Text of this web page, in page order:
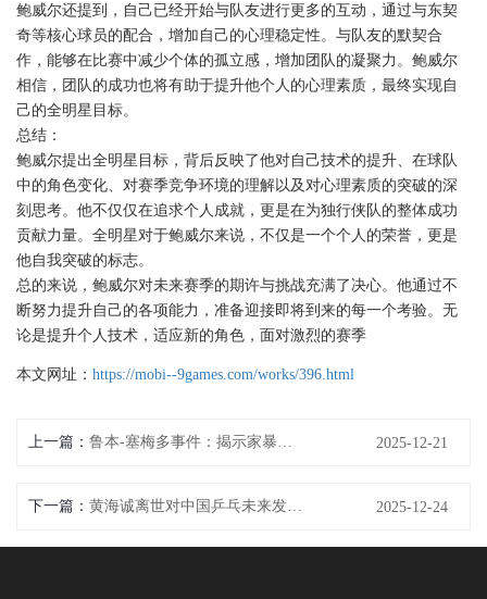
鲍威尔还提到，自己已经开始与队友进行更多的互动，通过与东契
奇等核心球员的配合，增加自己的心理稳定性。与队友的默契合
作，能够在比赛中减少个体的孤立感，增加团队的凝聚力。鲍威尔
相信，团队的成功也将有助于提升他个人的心理素质，最终实现自
己的全明星目标。
总结：
鲍威尔提出全明星目标，背后反映了他对自己技术的提升、在球队
中的角色变化、对赛季竞争环境的理解以及对心理素质的突破的深
刻思考。他不仅仅在追求个人成就，更是在为独行侠队的整体成功
贡献力量。全明星对于鲍威尔来说，不仅是一个个人的荣誉，更是
他自我突破的标志。
总的来说，鲍威尔对未来赛季的期许与挑战充满了决心。他通过不
断努力提升自己的各项能力，准备迎接即将到来的每一个考验。无
论是提升个人技术，适应新的角色，面对激烈的赛季
本文网址： https://mobi--9games.com/works/396.html
上一篇： 2025-12-21
下一篇： 2025-12-24